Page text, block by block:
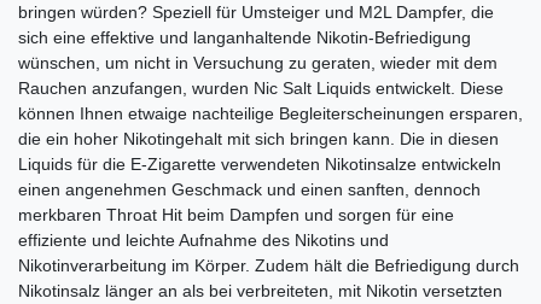
bringen würden? Speziell für Umsteiger und M2L Dampfer, die
sich eine effektive und langanhaltende Nikotin-Befriedigung
wünschen, um nicht in Versuchung zu geraten, wieder mit dem
Rauchen anzufangen, wurden Nic Salt Liquids entwickelt. Diese
können Ihnen etwaige nachteilige Begleiterscheinungen ersparen,
die ein hoher Nikotingehalt mit sich bringen kann. Die in diesen
Liquids für die E-Zigarette verwendeten Nikotinsalze entwickeln
einen angenehmen Geschmack und einen sanften, dennoch
merkbaren Throat Hit beim Dampfen und sorgen für eine
effiziente und leichte Aufnahme des Nikotins und
Nikotinverarbeitung im Körper. Zudem hält die Befriedigung durch
Nikotinsalz länger an als bei verbreiteten, mit Nikotin versetzten